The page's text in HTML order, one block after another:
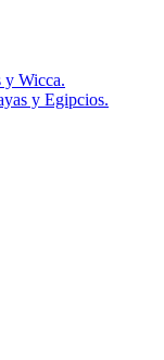
y Wicca.
y Egipcios.